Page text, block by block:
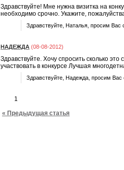
Здравствуйте! Мне нужна визитка на
необходимо срочно. Укажите,
Здравствуйте, Наталья, просим Вас
НАДЕЖДА (08-08-2012)
Здравствуйте. Хочу спросить сколько
участвовать в конкурсе Лучшая
Здравствуйте, Надежда, просим
1
« Предыдущая статья